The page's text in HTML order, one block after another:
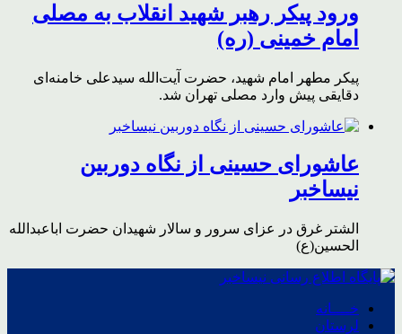
ورود پیکر رهبر شهید انقلاب به مصلی
امام خمینی (ره)
پیکر مطهر امام شهید،‌ حضرت آیت‌الله سیدعلی خامنه‌ای
دقایقی پیش وارد مصلی تهران شد.
عاشورای حسینی از نگاه دوربین
نیساخبر
الشتر غرق در عزای سرور و سالار شهیدان حضرت اباعبدالله
الحسین(ع)
خــــانه
لرستان